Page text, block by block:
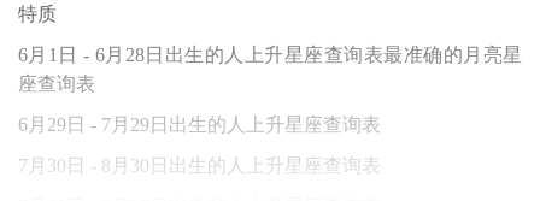
特质
6月1日 - 6月28日出生的人上升星座查询表最准确的月亮星
座查询表
6月29日 - 7月29日出生的人上升星座查询表
7月30日 - 8月30日出生的人上升星座查询表